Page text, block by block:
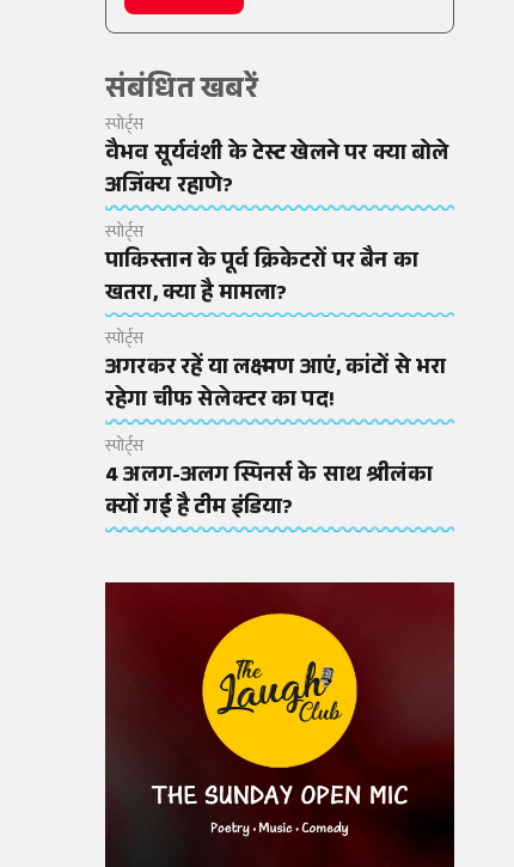
संबंधित खबरें
स्पोर्ट्स
वैभव सूर्यवंशी के टेस्ट खेलने पर क्या बोले
अजिंक्य रहाणे?
स्पोर्ट्स
पाकिस्तान के पूर्व क्रिकेटरों पर बैन का
खतरा, क्या है मामला?
स्पोर्ट्स
अगरकर रहें या लक्ष्मण आएं, कांटों से भरा
रहेगा चीफ सेलेक्टर का पद!
स्पोर्ट्स
4 अलग-अलग स्पिनर्स के साथ श्रीलंका
क्यों गई है टीम इंडिया?